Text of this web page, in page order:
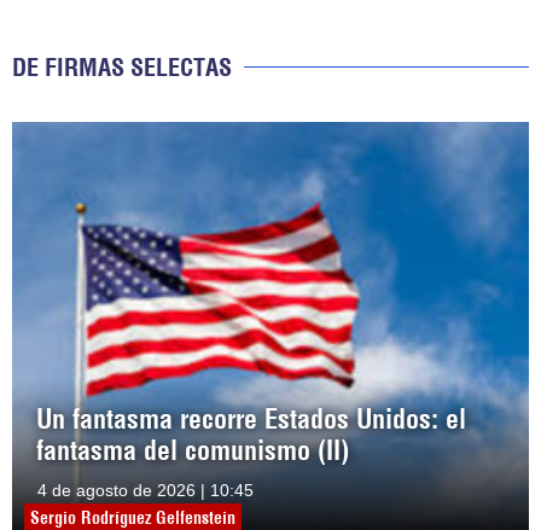
DE FIRMAS SELECTAS
Un fantasma recorre Estados Unidos: el
fantasma del comunismo (II)
4 de agosto de 2026 | 10:45
Sergio Rodríguez Gelfenstein